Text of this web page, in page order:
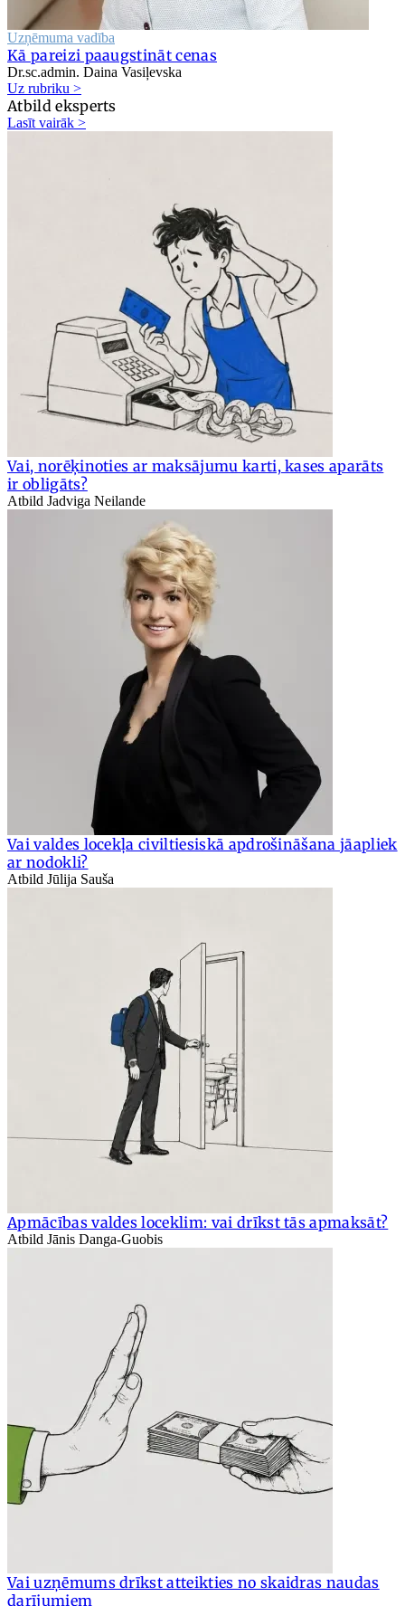
Uzņēmuma vadība
Kā pareizi paaugstināt cenas
Dr.sc.admin. Daina Vasiļevska
Uz rubriku >
Atbild eksperts
Lasīt vairāk >
Vai, norēķinoties ar maksājumu karti, kases aparāts
ir obligāts?
Atbild Jadviga Neilande
Vai valdes locekļa civiltiesiskā apdrošināšana jāapliek
ar nodokli?
Atbild Jūlija Sauša
Apmācības valdes loceklim: vai drīkst tās apmaksāt?
Atbild Jānis Danga-Guobis
Vai uzņēmums drīkst atteikties no skaidras naudas
darījumiem